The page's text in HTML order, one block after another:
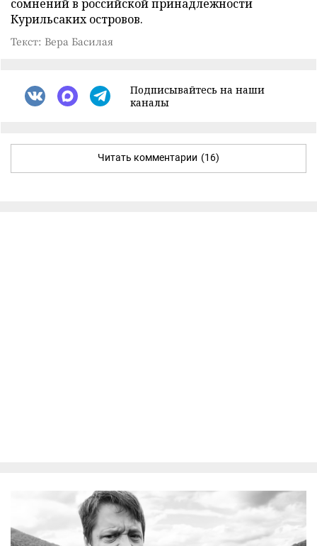
сомнений в российской принадлежности
Курильсаких островов.
Текст: Вера Басилая
Подписывайтесь на наши
каналы
Читать комментарии (16)